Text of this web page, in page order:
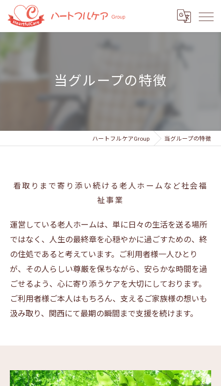
当グループの特徴
ハートフルケアGroup 当グループの特徴
看取りまで寄り添い続ける老人ホームなど社会福
祉事業
運営している老人ホームは、単に日々の生活を送る場所
ではなく、人生の最終章を心穏やかに過ごすための、終
の住処であると考えています。ご利用者様一人ひとり
が、その人らしい尊厳を保ちながら、安らかな時間を過
ごせるよう、心に寄り添うケアを大切にしております。
ご利用者様ご本人はもちろん、支えるご家族様の想いも
汲み取り、関西にて最期の瞬間まで支援を続けます。